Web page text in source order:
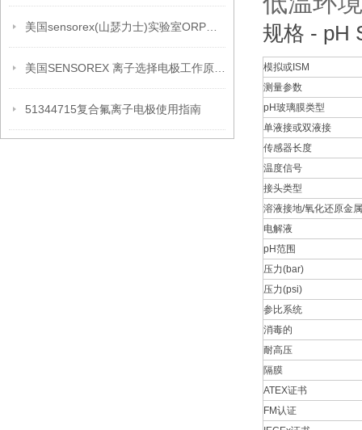
51344715复合氟离子电极使用指南
规格 - pH
模拟或ISM
测量参数
pH玻璃膜类型
单液接或双液接
传感器长度
温度信号
接头类型
溶液接地/氧化还原金属
电解液
pH范围
压力(bar)
压力(psi)
参比系统
消毒的
耐高压
隔膜
ATEX证书
FM认证